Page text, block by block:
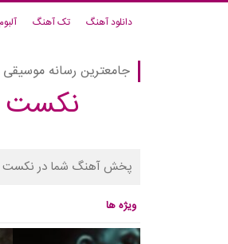
دانلود آهنگ تک آهنگ
جامعترین رسانه موسیقی
نکست
پخش آهنگ شما در نکست
ویژه ها